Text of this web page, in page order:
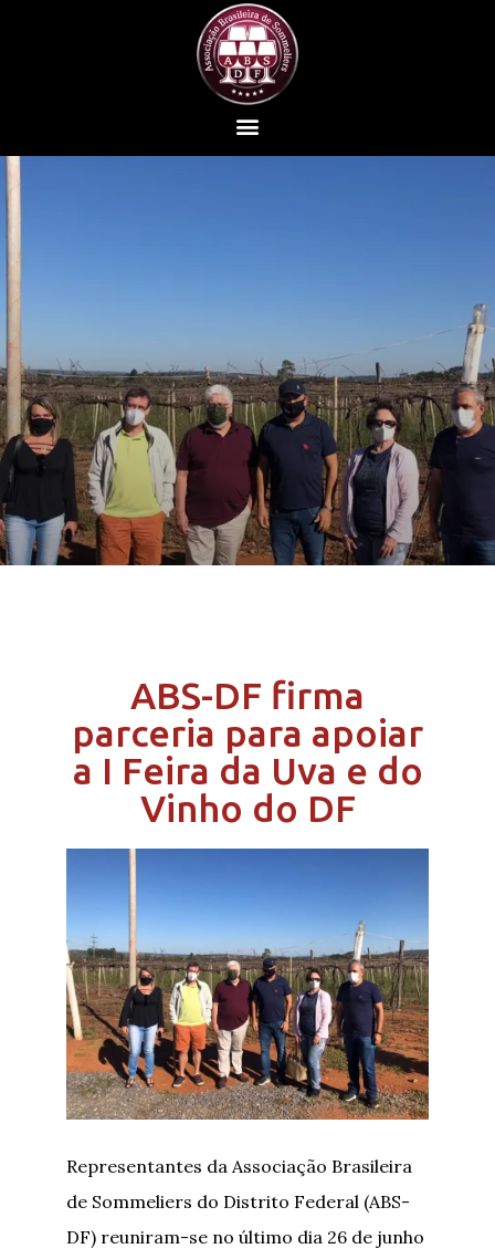
ABS-DF firma
parceria para apoiar
a I Feira da Uva e do
Vinho do DF
Representantes da Associação Brasileira
de Sommeliers do Distrito Federal (ABS-
DF) reuniram-se no último dia 26 de junho